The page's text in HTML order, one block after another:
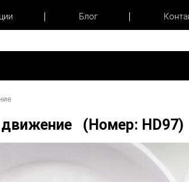
Блог
движение (Номер: HD97)